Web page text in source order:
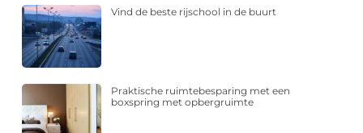
Vind de beste rijschool in de buurt
Praktische ruimtebesparing met een
boxspring met opbergruimte